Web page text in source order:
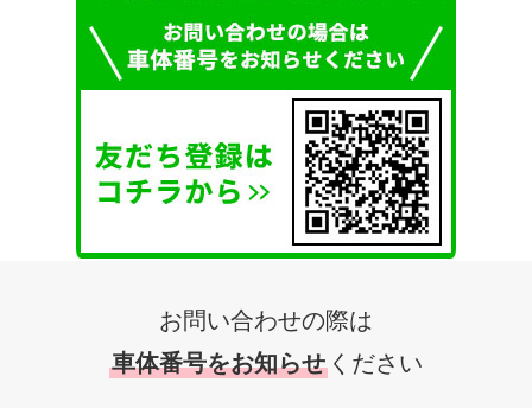
お問い合わせの際は
車体番号をお知らせ ください